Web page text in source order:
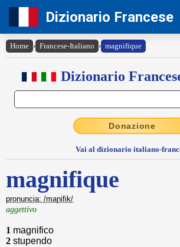
Dizionario Francese
Home › Francese-Italiano › magnifique
Dizionario
Donazione
Vai al dizionario italiano-
magnifique
pronuncia: /maɲifik/
aggettivo
1 magnifico
2 stupendo